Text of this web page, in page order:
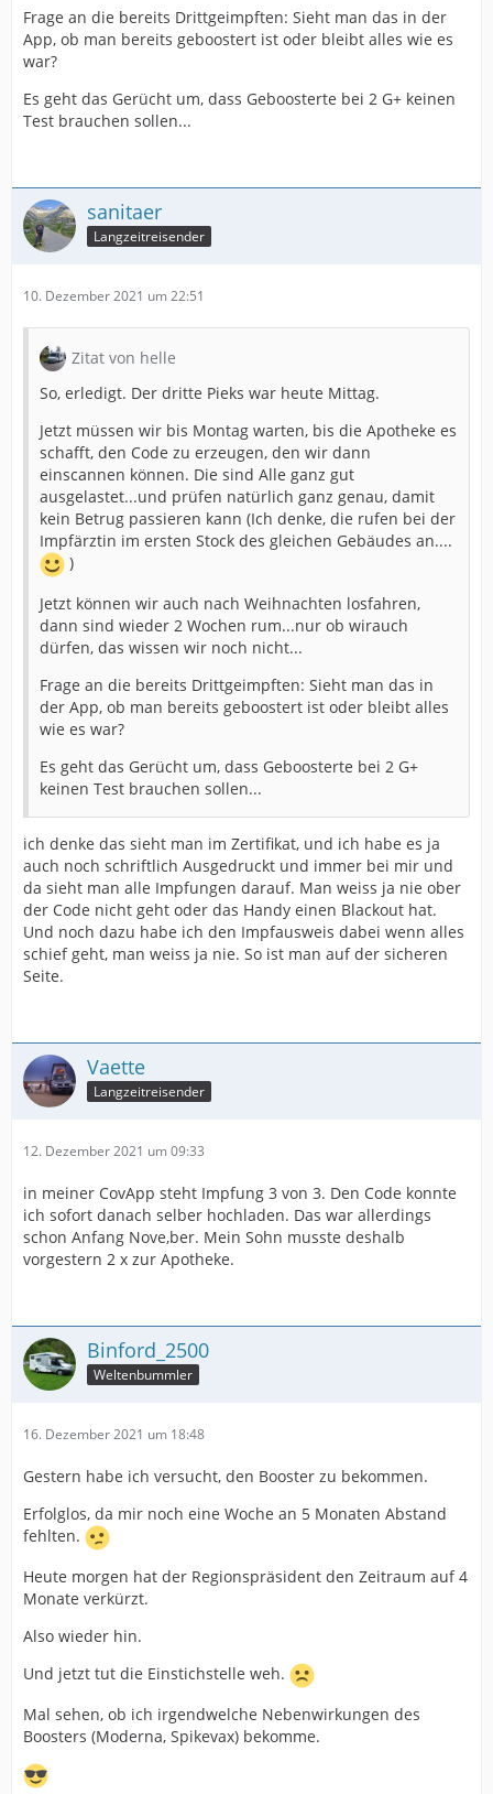
Frage an die bereits Drittgeimpften: Sieht man das in der
App, ob man bereits geboostert ist oder bleibt alles wie es
war?
Es geht das Gerücht um, dass Geboosterte bei 2 G+ keinen
Test brauchen sollen...
sanitaer
Langzeitreisender
10. Dezember 2021 um 22:51
Zitat von helle
So, erledigt. Der dritte Pieks war heute Mittag.
Jetzt müssen wir bis Montag warten, bis die Apotheke es
schafft, den Code zu erzeugen, den wir dann
einscannen können. Die sind Alle ganz gut
ausgelastet...und prüfen natürlich ganz genau, damit
kein Betrug passieren kann (Ich denke, die rufen bei der
Impfärztin im ersten Stock des gleichen Gebäudes an....
)
Jetzt können wir auch nach Weihnachten losfahren,
dann sind wieder 2 Wochen rum...nur ob wirauch
dürfen, das wissen wir noch nicht...
Frage an die bereits Drittgeimpften: Sieht man das in
der App, ob man bereits geboostert ist oder bleibt alles
wie es war?
Es geht das Gerücht um, dass Geboosterte bei 2 G+
keinen Test brauchen sollen...
ich denke das sieht man im Zertifikat, und ich habe es ja
auch noch schriftlich Ausgedruckt und immer bei mir und
da sieht man alle Impfungen darauf. Man weiss ja nie ober
der Code nicht geht oder das Handy einen Blackout hat.
Und noch dazu habe ich den Impfausweis dabei wenn alles
schief geht, man weiss ja nie. So ist man auf der sicheren
Seite.
Vaette
Langzeitreisender
12. Dezember 2021 um 09:33
in meiner CovApp steht Impfung 3 von 3. Den Code konnte
ich sofort danach selber hochladen. Das war allerdings
schon Anfang Nove,ber. Mein Sohn musste deshalb
vorgestern 2 x zur Apotheke.
Binford_2500
Weltenbummler
16. Dezember 2021 um 18:48
Gestern habe ich versucht, den Booster zu bekommen.
Erfolglos, da mir noch eine Woche an 5 Monaten Abstand
fehlten.
Heute morgen hat der Regionspräsident den Zeitraum auf 4
Monate verkürzt.
Also wieder hin.
Und jetzt tut die Einstichstelle weh.
Mal sehen, ob ich irgendwelche Nebenwirkungen des
Boosters (Moderna, Spikevax) bekomme.